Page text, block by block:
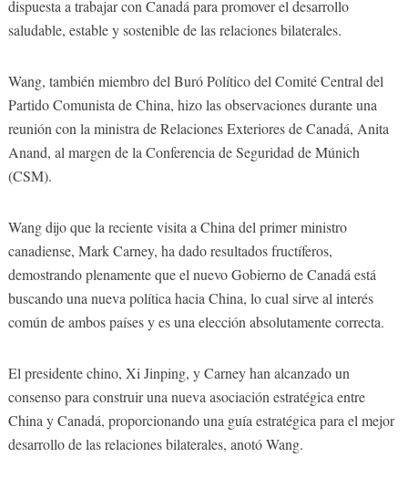
dispuesta a trabajar con Canadá para promover el desarrollo
saludable, estable y sostenible de las relaciones bilaterales.
Wang, también miembro del Buró Político del Comité Central del
Partido Comunista de China, hizo las observaciones durante una
reunión con la ministra de Relaciones Exteriores de Canadá, Anita
Anand, al margen de la Conferencia de Seguridad de Múnich
(CSM).
Wang dijo que la reciente visita a China del primer ministro
canadiense, Mark Carney, ha dado resultados fructíferos,
demostrando plenamente que el nuevo Gobierno de Canadá está
buscando una nueva política hacia China, lo cual sirve al interés
común de ambos países y es una elección absolutamente correcta.
El presidente chino, Xi Jinping, y Carney han alcanzado un
consenso para construir una nueva asociación estratégica entre
China y Canadá, proporcionando una guía estratégica para el mejor
desarrollo de las relaciones bilaterales, anotó Wang.